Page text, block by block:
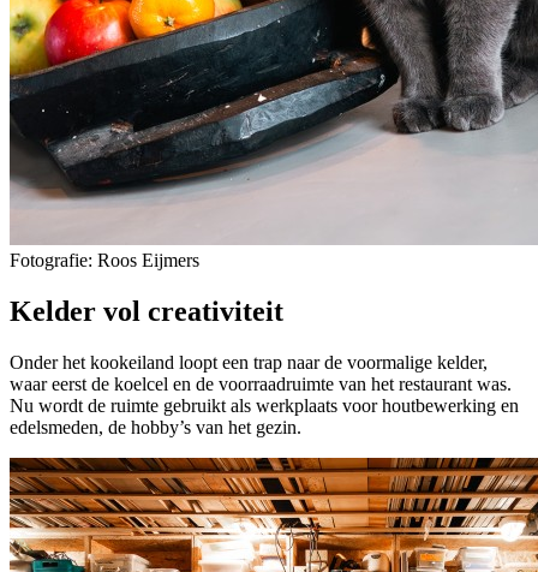
Fotografie: Roos Eijmers
Kelder vol creativiteit
Onder het kookeiland loopt een trap naar de voormalige kelder,
waar eerst de koelcel en de voorraadruimte van het restaurant was.
Nu wordt de ruimte gebruikt als werkplaats voor houtbewerking en
edelsmeden, de hobby’s van het gezin.